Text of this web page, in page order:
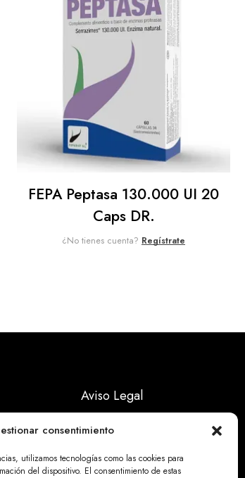
consentimiento
utilizamos tecnologías como las cookies para
del dispositivo. El consentimiento de estas
FEPA Peptasa 130.000 UI 20
Caps DR.
¿No tienes cuenta? Regístrate
Aviso Legal
Políticas Privacidad
Politicas Cookies